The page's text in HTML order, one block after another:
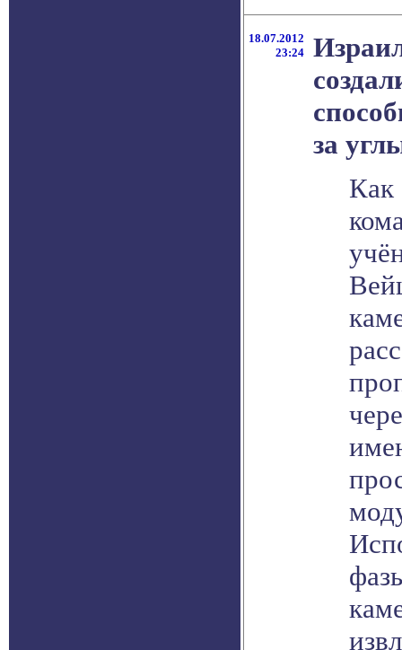
18.07.2012
23:24
за
Как